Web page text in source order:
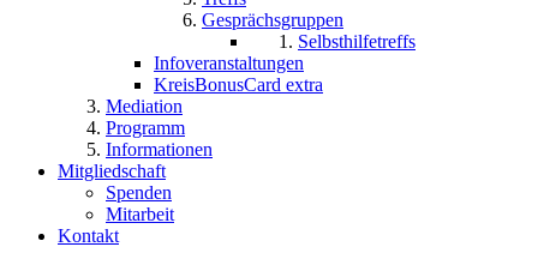
Gesprächsgruppen
Selbsthilfetreffs
Infoveranstaltungen
KreisBonusCard extra
Mediation
Programm
Informationen
Mitgliedschaft
Spenden
Mitarbeit
Kontakt